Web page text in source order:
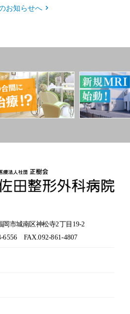
お知らせへ
市城南区神松寺2丁目19-2
6556 FAX.092-861-4807